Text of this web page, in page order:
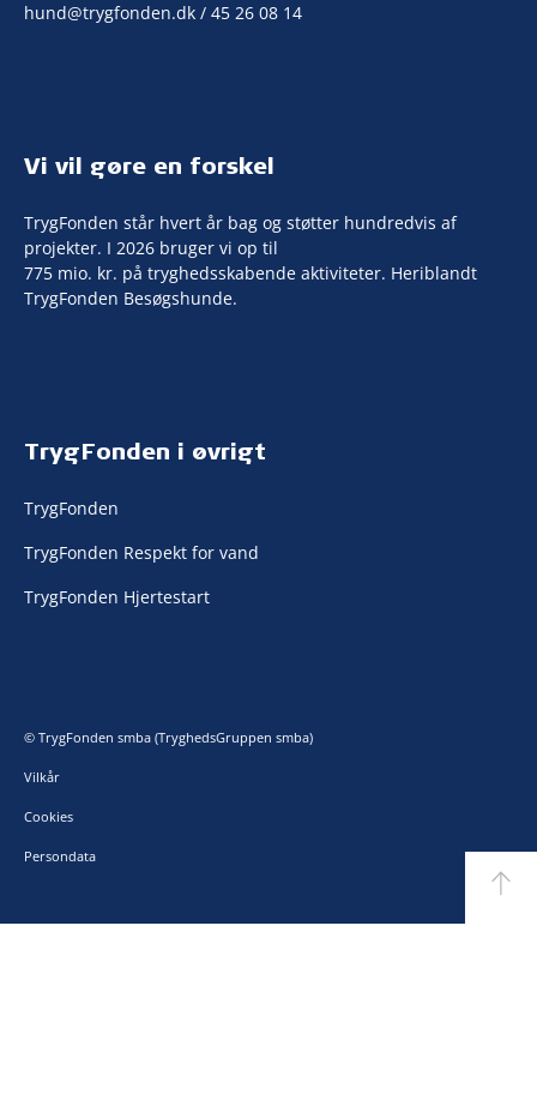
hund@trygfonden.dk / 45 26 08 14
Vi vil gøre en forskel
TrygFonden står hvert år bag og støtter hundredvis af
projekter. I 2026 bruger vi op til
775 mio. kr. på tryghedsskabende aktiviteter. Heriblandt
TrygFonden Besøgshunde.
TrygFonden i øvrigt
TrygFonden
TrygFonden Respekt for vand
TrygFonden Hjertestart
© TrygFonden smba (TryghedsGruppen smba)
Vilkår
Cookies
Persondata